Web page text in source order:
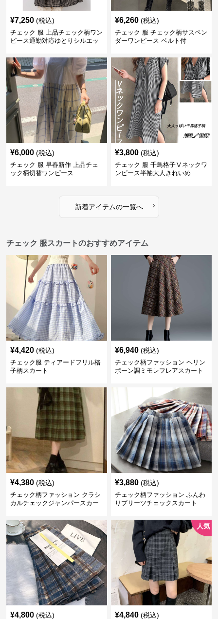
¥7,250 (税込)
チェック 服 上品チェック柄ワン
ピース通勤対応ゆとりシルエッ
¥6,260 (税込)
チェック 服 チェック柄サスペン
ダーワンピース ベルト付
¥6,000 (税込)
チェック 服 早春新作 上品チェ
ック柄切替ワンピース
¥3,800 (税込)
チェック 服 千鳥格子Ⅴネックワ
ンピース半袖大人きれいめ
新着アイテムの一覧へ ›
チェック 服スカートのおすすめアイテム
¥4,420 (税込)
チェック服 ティアードフリル格
子柄スカート
¥6,940 (税込)
チェック柄ファッション ヘリン
ボーン調ミモレフレアスカート
¥4,380 (税込)
チェック柄ファッション クラシ
カルチェックジャンパースカー
¥3,880 (税込)
チェック柄ファッション ふんわ
りプリーツチェックスカート
¥4,800 (税込)
人気
¥4,840 (税込)